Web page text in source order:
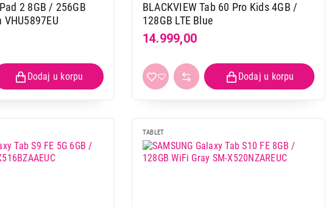
2 8GB / 256GB
BLACKVIEW Tab 60 Pro Kids 4GB /
128GB LTE Blue
14.999,00
TABLET
Nastavi kupovinu